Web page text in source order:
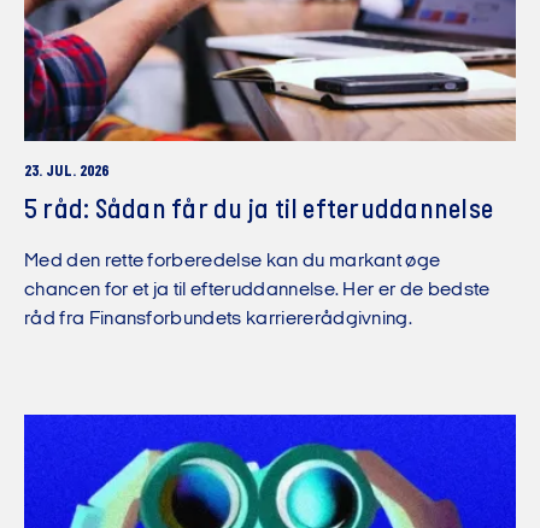
23. JUL. 2026
5 råd: Sådan får du ja til efteruddannelse
Med den rette forberedelse kan du markant øge
chancen for et ja til efteruddannelse. Her er de bedste
råd fra Finansforbundets karriererådgivning.